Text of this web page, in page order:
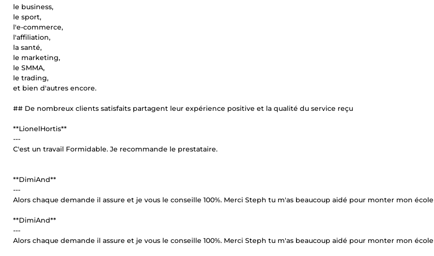
le business,
le sport,
l'e-commerce,
l'affiliation,
la santé,
le marketing,
le SMMA,
le trading,
et bien d'autres encore.
## De nombreux clients satisfaits partagent leur expérience positive et la qualité du service reçu
**LionelHortis**
---
C'est un travail Formidable. Je recommande le prestataire.
**DimiAnd**
---
Alors chaque demande il assure et je vous le conseille 100%. Merci Steph tu m'as beaucoup aidé pour monter mon école
**DimiAnd**
---
Alors chaque demande il assure et je vous le conseille 100%. Merci Steph tu m'as beaucoup aidé pour monter mon école